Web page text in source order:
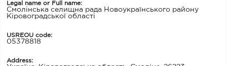
Legal name or Full name:
Смолінська селищна рада Новоукраїнського району
Кіровоградської області
USREOU code:
05378818
Address: